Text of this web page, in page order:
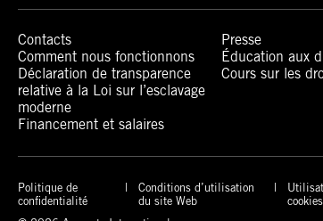
Contacts
Comment nous fonctionnons
Déclaration de transparence
relative à la Loi sur l’esclavage
moderne
Financement et salaires
Presse
Éducation aux
Cours sur les
Politique de
confidentialité
Conditions d’utilisation
du site Web
cookies